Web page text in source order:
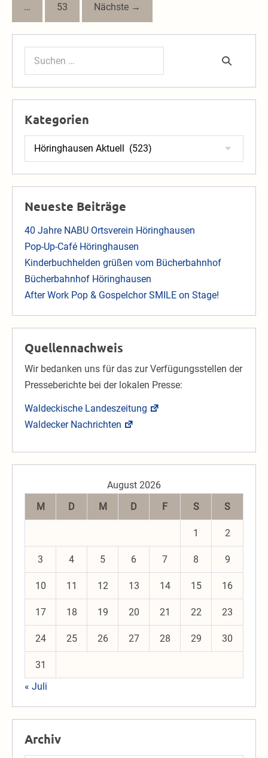
… 53 Nächste →
Kategorien
Kategorien
Neueste Beiträge
40 Jahre NABU Ortsverein Höringhausen
Pop-Up-Café Höringhausen
Kinderbuchhelden grüßen vom Bücherbahnhof
Bücherbahnhof Höringhausen
After Work Pop & Gospelchor SMILE on Stage!
Quellennachweis
Wir bedanken uns für das zur Verfügungsstellen der
Presseberichte bei der lokalen Presse:
Waldeckische Landeszeitung
Waldecker Nachrichten
August 2026
M
D M D F S S
1 2
3 4 5 6 7 8 9
10 11 12 13 14 15 16
17 18 19 20 21 22 23
24 25 26 27 28 29 30
31
« Juli
Archiv